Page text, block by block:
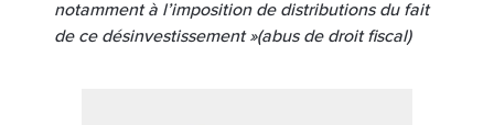
notamment à l’imposition de distributions du fait
de ce désinvestissement »(abus de droit fiscal)